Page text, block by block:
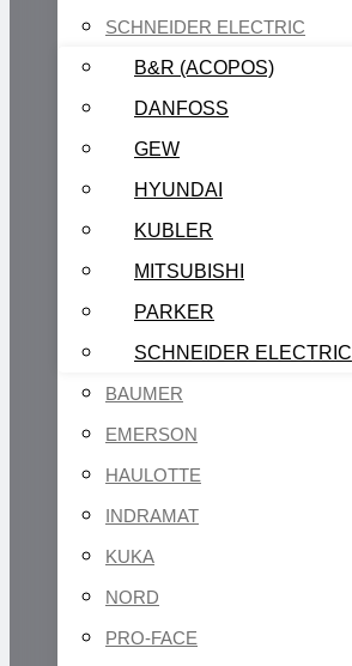
SCHNEIDER ELECTRIC
B&R (ACOPOS)
DANFOSS
GEW
HYUNDAI
KUBLER
MITSUBISHI
PARKER
SCHNEIDER ELECTRIC
BAUMER
EMERSON
HAULOTTE
INDRAMAT
KUKA
NORD
PRO-FACE